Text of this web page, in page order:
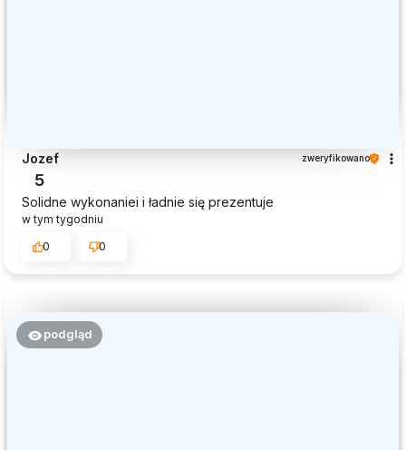
Jozef zweryfikowano
5
Solidne wykonaniei i ładnie się prezentuje
w tym tygodniu
0
0
podgląd